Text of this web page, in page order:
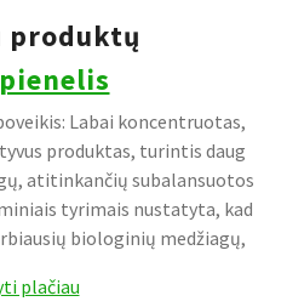
produktų
Labai koncentruotas,
produktas, turintis daug
atitinkančių subalansuotos
tyrimais nustatyta, kad
biologinių medžiagų,
plačiau